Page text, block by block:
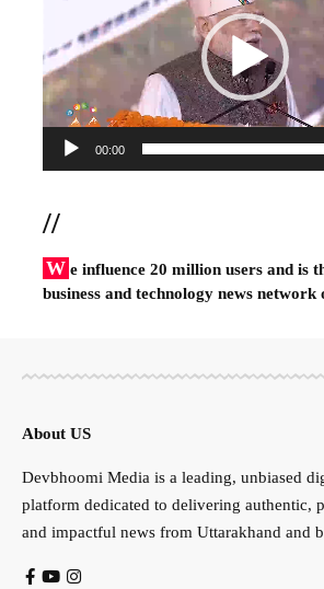
00:00
//
W e influence 20 million users and is
business and technology news network
About US
Devbhoomi Media is a leading, unbiased
platform dedicated to delivering authentic,
and impactful news from Uttarakhand and